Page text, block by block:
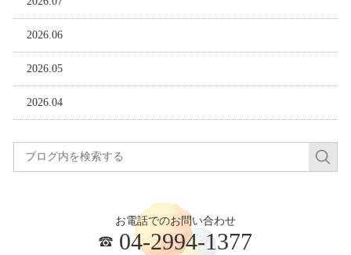
2026.06
2026.05
2026.04
お電話でのお問い合わせ
04-2994-1377